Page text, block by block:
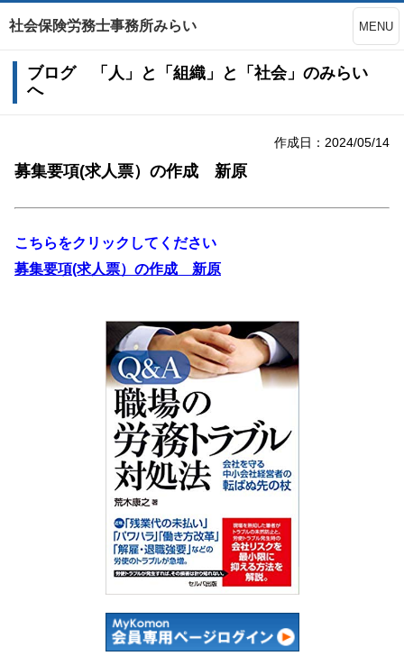
社会保険労務士事務所みらい MENU
ブログ 「人」と「組織」と「社会」のみらい
へ
作成日：2024/05/14
募集要項(求人票）の作成 新原
こちらをクリックしてください
募集要項(求人票）の作成 新原